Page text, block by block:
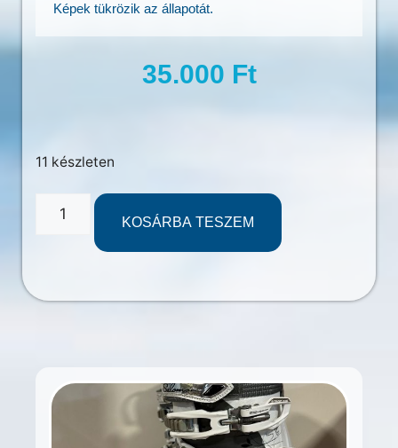
Képek tükrözik az állapotát.
35.000 Ft
11 készleten
KOSÁRBA TESZEM